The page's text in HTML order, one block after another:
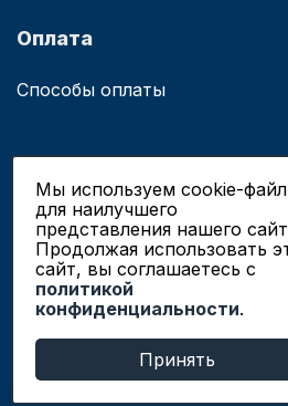
Оплата
Способы оплаты
© 2019 - 2026 ООО «Сианово»
Политика конфиденциальности
Разработка сайтов в Новосибирске
Продвижение сайтов
Мы используем cookie-
для наилучшего
представления нашего
Продолжая использовать
сайт, вы соглашаетесь c
политикой
конфиденциальности.
Принять